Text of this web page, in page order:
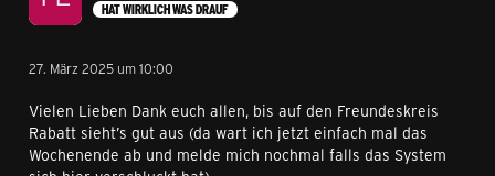
HAT WIRKLICH WAS DRAUF
27. März 2025 um 10:00
Vielen Lieben Dank euch allen, bis auf den Freundeskreis
Rabatt sieht’s gut aus (da wart ich jetzt einfach mal das
Wochenende ab und melde mich nochmal falls das System